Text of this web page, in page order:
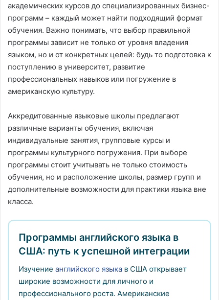
академических курсов до специализированных бизнес-
программ – каждый может найти подходящий формат
обучения. Важно понимать, что выбор правильной
программы зависит не только от уровня владения
языком, но и от конкретных целей: будь то подготовка к
поступлению в университет, развитие
профессиональных навыков или погружение в
американскую культуру.
Аккредитованные языковые школы предлагают
различные варианты обучения, включая
индивидуальные занятия, групповые курсы и
программы культурного погружения. При выборе
программы стоит учитывать не только стоимость
обучения, но и расположение школы, размер групп и
дополнительные возможности для практики языка вне
класса.
Программы английского языка в
США: путь к успешной интеграции
Изучение английского языка в США открывает
широкие возможности для личного и
профессионального роста. Американские